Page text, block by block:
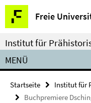
Springe
direkt
zu
Inhalt
Freie
Service-
Navigation
Institut für
MENÜ
Startseite Institut für
Buchpremiere